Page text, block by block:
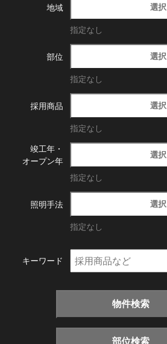
地域 選択
指定なし
部位 選択
指定なし
採用商品 選択
指定なし
竣工年・
オープン年
選択
指定なし
照明手法 選択
指定なし
キーワード
物件検索
部位検索